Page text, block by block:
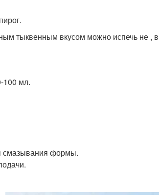
тыквенным вкусом можно испечь не ,
100 мл.
смазывания формы.